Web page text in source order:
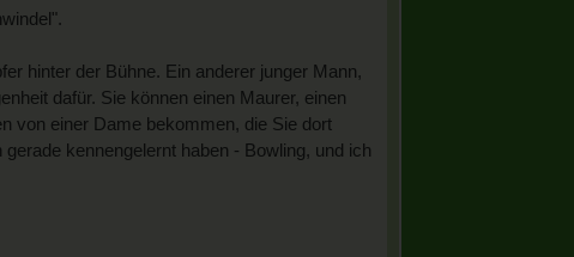
hinter der Bühne. Ein anderer junger Mann,
dafür. Sie können einen Maurer, einen
von einer Dame bekommen, die Sie dort
kennengelernt haben - Bowling, und ich